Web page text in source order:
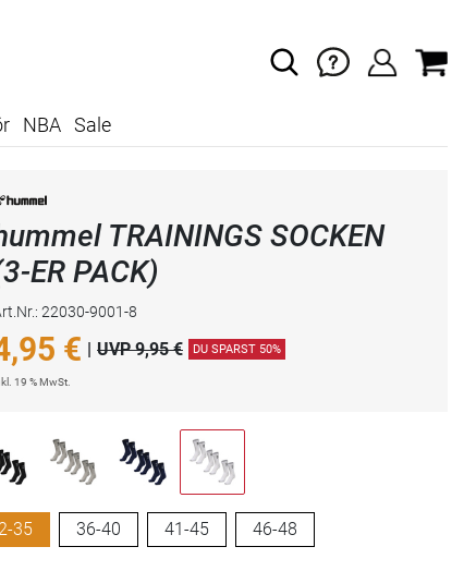
NBA Sale
TRAININGS SOCKEN
ER PACK)
22030-9001-8
€ | UVP 9,95 € DU SPARST 50%
19 % MwSt.
35 36-40 41-45 46-48